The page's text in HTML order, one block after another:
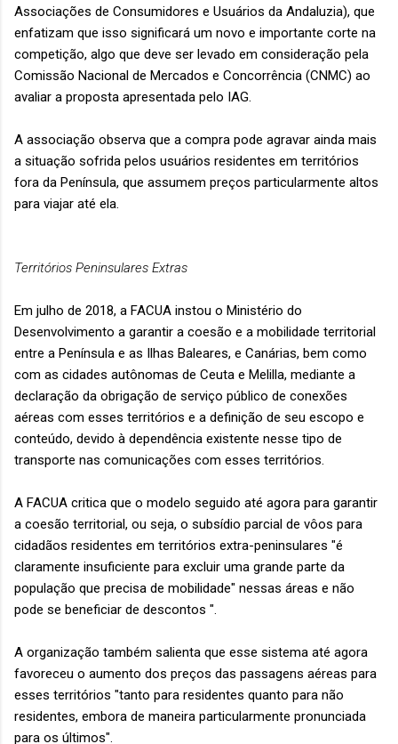
Associações de Consumidores e Usuários da Andaluzia), que
enfatizam que isso significará um novo e importante corte na
competição, algo que deve ser levado em consideração pela
Comissão Nacional de Mercados e Concorrência (CNMC) ao
avaliar a proposta apresentada pelo IAG.
A associação observa que a compra pode agravar ainda mais
a situação sofrida pelos usuários residentes em territórios
fora da Península, que assumem preços particularmente altos
para viajar até ela.
Territórios Peninsulares Extras
Em julho de 2018, a FACUA instou o Ministério do
Desenvolvimento a garantir a coesão e a mobilidade territorial
entre a Península e as Ilhas Baleares, e Canárias, bem como
com as cidades autônomas de Ceuta e Melilla, mediante a
declaração da obrigação de serviço público de conexões
aéreas com esses territórios e a definição de seu escopo e
conteúdo, devido à dependência existente nesse tipo de
transporte nas comunicações com esses territórios.
A FACUA critica que o modelo seguido até agora para garantir
a coesão territorial, ou seja, o subsídio parcial de vôos para
cidadãos residentes em territórios extra-peninsulares "é
claramente insuficiente para excluir uma grande parte da
população que precisa de mobilidade" nessas áreas e não
pode se beneficiar de descontos ".
A organização também salienta que esse sistema até agora
favoreceu o aumento dos preços das passagens aéreas para
esses territórios "tanto para residentes quanto para não
residentes, embora de maneira particularmente pronunciada
para os últimos".